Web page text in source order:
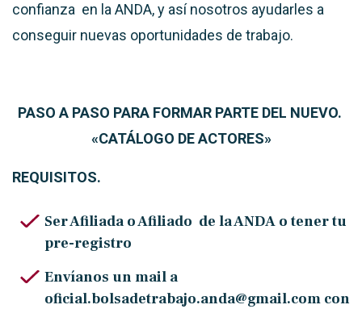
confianza en la ANDA, y así nosotros ayudarles a
conseguir nuevas oportunidades de trabajo.
PASO A PASO PARA FORMAR PARTE DEL NUEVO.
«CATÁLOGO DE ACTORES»
REQUISITOS.
Ser Afiliada o Afiliado de la ANDA o tener tu
pre-registro
Envíanos un mail a
oficial.bolsadetrabajo.anda@gmail.com con